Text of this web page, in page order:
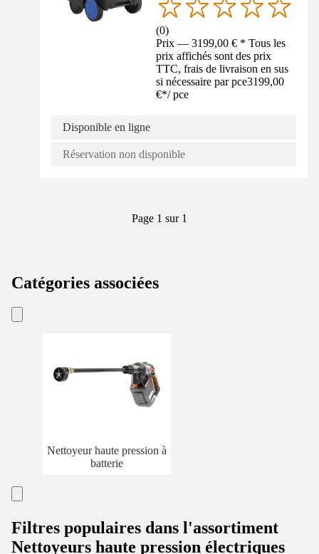
(0)
Prix — 3199,00 € * Tous les
prix affichés sont des prix
TTC, frais de livraison en sus
si nécessaire par pce3199,00
€*/ pce
Disponible en ligne
Réservation non disponible
Page 1 sur 1
Catégories associées
Nettoyeur haute pression à
batterie
Filtres populaires dans l'assortiment
Nettoyeurs haute pression électriques